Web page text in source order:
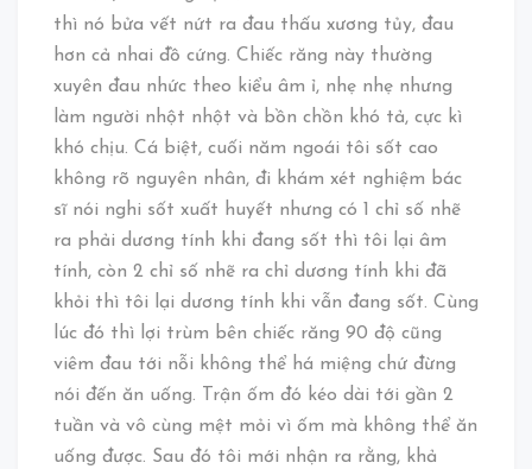
thì nó bửa vết nứt ra đau thấu xương tủy, đau
hơn cả nhai đồ cứng. Chiếc răng này thường
xuyên đau nhức theo kiểu âm ỉ, nhẹ nhẹ nhưng
làm người nhột nhột và bồn chồn khó tả, cực kì
khó chịu. Cá biệt, cuối năm ngoái tôi sốt cao
không rõ nguyên nhân, đi khám xét nghiệm bác
sĩ nói nghi sốt xuất huyết nhưng có 1 chỉ số nhẽ
ra phải dương tính khi đang sốt thì tôi lại âm
tính, còn 2 chỉ số nhẽ ra chỉ dương tính khi đã
khỏi thì tôi lại dương tính khi vẫn đang sốt. Cùng
lúc đó thì lợi trùm bên chiếc răng 90 độ cũng
viêm đau tới nỗi không thể há miệng chứ đừng
nói đến ăn uống. Trận ốm đó kéo dài tới gần 2
tuần và vô cùng mệt mỏi vì ốm mà không thể ăn
uống được. Sau đó tôi mới nhận ra rằng, khả